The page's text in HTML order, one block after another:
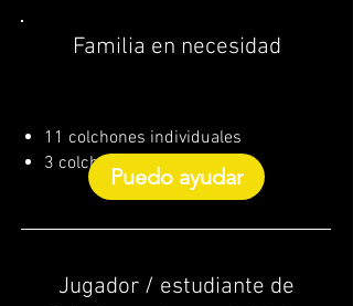
Familia en necesidad
11 colchones individuales
3 colchones completos
Puedo ayudar
Jugador / estudiante de